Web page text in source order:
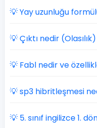
💡 Yay uzunluğu
💡 Çıktı nedir (Olasılık)
💡 Fabl nedir ve
💡 sp3 hibritleşmesi
💡 5. sınıf ingilizce 1.